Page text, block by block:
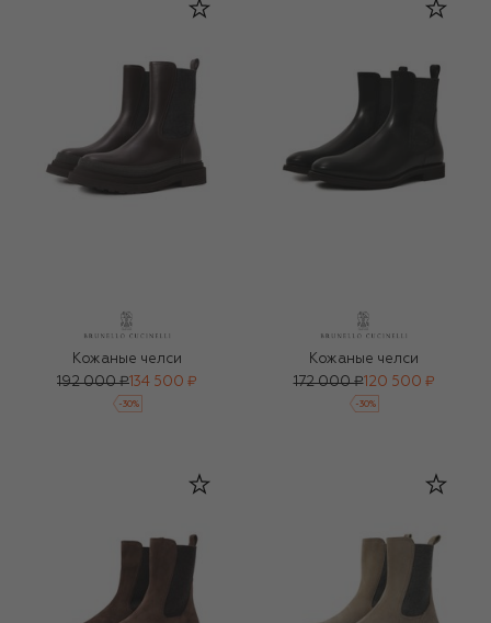
Кожаные челси
192 000 ₽ 134 500 ₽
-30%
Кожаные челси
172 000 ₽120 500 ₽
-30%